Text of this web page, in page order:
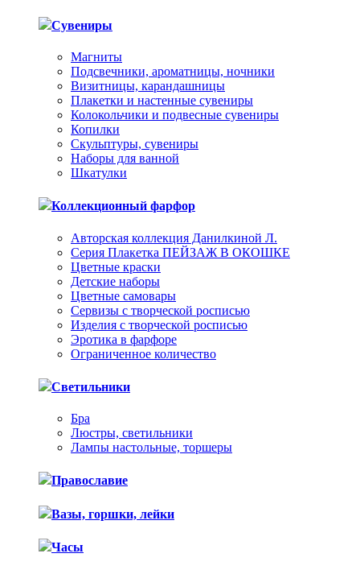
Сувениры
Магниты
Подсвечники, ароматницы, ночники
Визитницы, карандашницы
Плакетки и настенные сувениры
Колокольчики и подвесные сувениры
Копилки
Скульптуры, сувениры
Наборы для ванной
Шкатулки
Коллекционный фарфор
Авторская коллекция Данилкиной Л.
Серия Плакетка ПЕЙЗАЖ В ОКОШКЕ
Цветные краски
Детские наборы
Цветные самовары
Сервизы с творческой росписью
Изделия с творческой росписью
Эротика в фарфоре
Ограниченное количество
Светильники
Бра
Люстры, светильники
Лампы настольные, торшеры
Православие
Вазы, горшки, лейки
Часы